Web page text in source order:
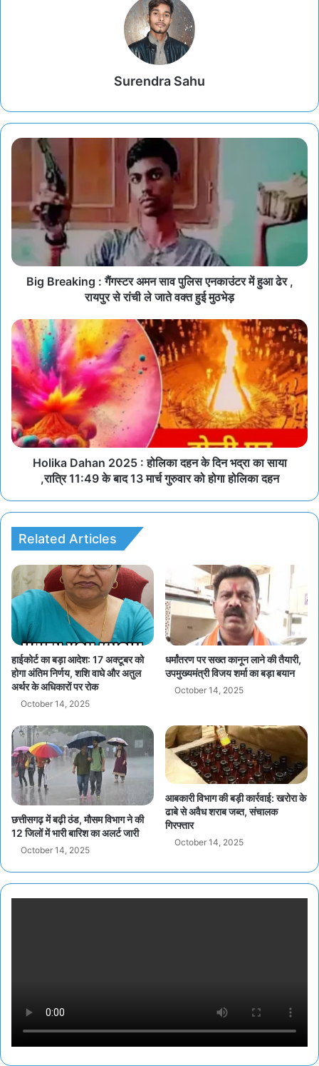
Surendra Sahu
Big Breaking : गैंगस्टर अमन साव पुलिस एनकाउंटर में हुआ ढेर ,
रायपुर से रांची ले जाते वक्त हुई मुठभेड़
Holika Dahan 2025 : होलिका दहन के दिन भद्रा का साया
,रात्रि 11:49 के बाद 13 मार्च गुरुवार को होगा होलिका दहन
Related Articles
हाईकोर्ट का बड़ा आदेश: 17 अक्टूबर को
होगा अंतिम निर्णय, शशि वाघे और अतुल
अर्थर के अधिकारों पर रोक
October 14, 2025
धर्मांतरण पर सख्त कानून लाने की तैयारी,
उपमुख्यमंत्री विजय शर्मा का बड़ा बयान
October 14, 2025
छत्तीसगढ़ में बढ़ी ठंड, मौसम विभाग ने की
12 जिलों में भारी बारिश का अलर्ट जारी
October 14, 2025
आबकारी विभाग की बड़ी कार्रवाई: खरोरा के
ढाबे से अवैध शराब जब्त, संचालक
गिरफ्तार
October 14, 2025